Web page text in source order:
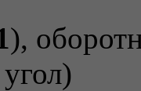
),